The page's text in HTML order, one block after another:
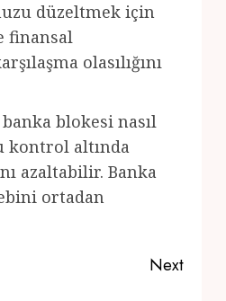
düzeltmek için
finansal
olasılığını
blokesi nasıl
kontrol altında
azaltabilir. Banka
ortadan
Next